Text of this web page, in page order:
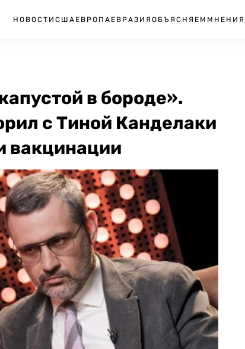
НОВОСТИ США ЕВРОПА ЕВРАЗИЯ ОБЪЯСНЯЕМ МНЕНИЯ
в бороде».
с Тиной Канделаки
вакцинации